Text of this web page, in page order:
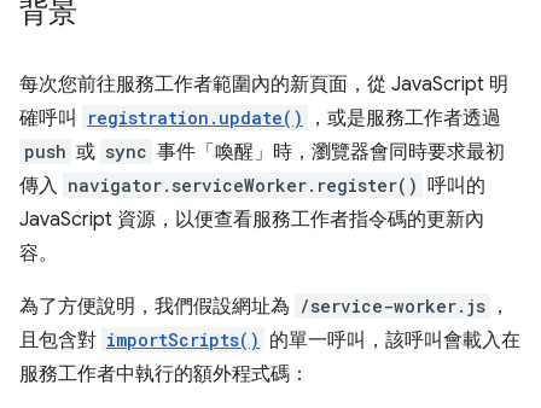
背景
每次您前往服務工作者範圍內的新頁面，從 JavaScript 明
確呼叫
registration.update() ，或是服務工作者透過
push 或 sync 事件「喚醒」時，瀏覽器會同時要求最初
傳入 navigator.serviceWorker.register() 呼叫的
JavaScript 資源，以便查看服務工作者指令碼的更新內
容。
為了方便說明，我們假設網址為 /service-worker.js ，
且包含對 importScripts() 的單一呼叫，該呼叫會載入在
服務工作者中執行的額外程式碼：